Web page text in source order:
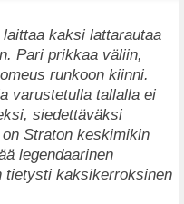
kaksi lattarautaa
Pari prikkaa väliin,
runkoon kiinni.
varustetulla tallalla ei
siedettäväksi
Straton keskimikin
legendaarinen
tietysti kaksikerroksinen